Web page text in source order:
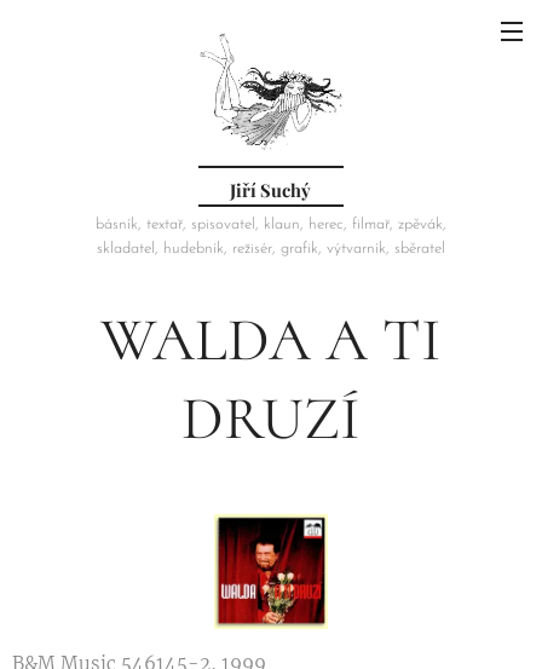
Jiří Suchý
básník, textař, spisovatel, klaun, herec, filmař, zpěvák,
skladatel, hudebník, režisér, grafik, výtvarník, sběratel
WALDA A TI
DRUZÍ
B&M Music 546145-2, 1999